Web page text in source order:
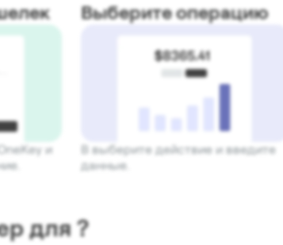
и
Выберите операцию
В выберите действие и введите
данные.
для ?